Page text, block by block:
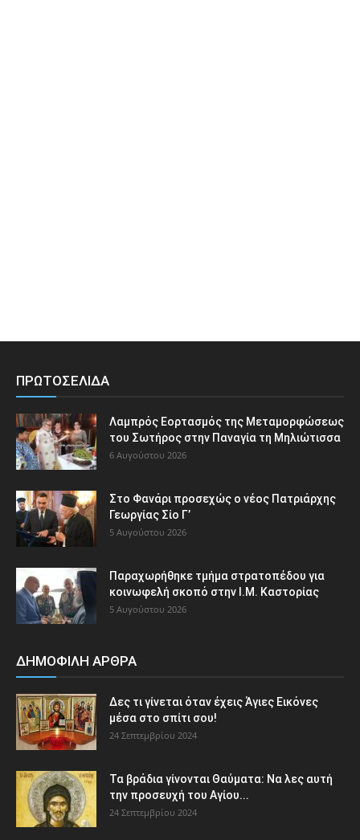
ΠΡΩΤΟΣΕΛΙΔΑ
Λαμπρός Εορτασμός της Μεταμορφώσεως
του Σωτήρος στην Παναγία τη Μηλιώτισσα
6 Αυγούστου 2026
Στο Φανάρι προσεχώς ο νέος Πατριάρχης
Γεωργίας Σίο Γ’
5 Αυγούστου 2026
Παραχωρήθηκε τμήμα στρατοπέδου για
κοινωφελή σκοπό στην Ι.Μ. Καστορίας
5 Αυγούστου 2026
ΔΗΜΟΦΙΛΗ ΑΡΘΡΑ
Δες τι γίνεται όταν έχεις Άγιες Εικόνες
μέσα στο σπίτι σου!
24 Σεπτεμβρίου 2024
Τα βράδια γίνονται Θαύματα: Να λες αυτή
την προσευχή του Αγίου...
24 Σεπτεμβρίου 2024